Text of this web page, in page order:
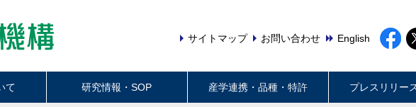
サイトマップ お問い合わせ English
て 研究情報・SOP 産学連携・品種・特許 プレスリリー